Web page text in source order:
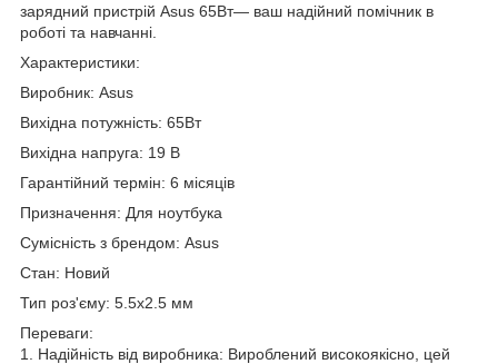
зарядний пристрій Asus 65Вт— ваш надійний помічник в
роботі та навчанні.
Характеристики:
Виробник: Asus
Вихідна потужність: 65Вт
Вихідна напруга: 19 В
Гарантійний термін: 6 місяців
Призначення: Для ноутбука
Сумісність з брендом: Asus
Стан: Новий
Тип роз'єму: 5.5x2.5 мм
Переваги:
1. Надійність від виробника: Вироблений високоякісно, цей